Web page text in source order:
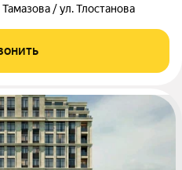
/ ул. Тлостанова